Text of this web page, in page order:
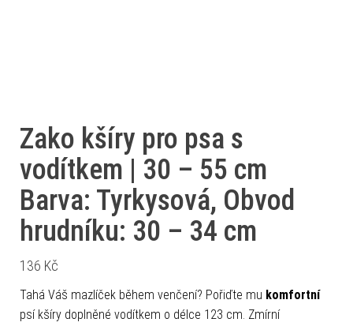
Zako kšíry pro psa s
vodítkem | 30 – 55 cm
Barva: Tyrkysová, Obvod
hrudníku: 30 – 34 cm
136 Kč
Tahá Váš mazlíček během venčení? Pořiďte mu komfortní
psí kšíry doplněné vodítkem o délce 123 cm. Zmírní